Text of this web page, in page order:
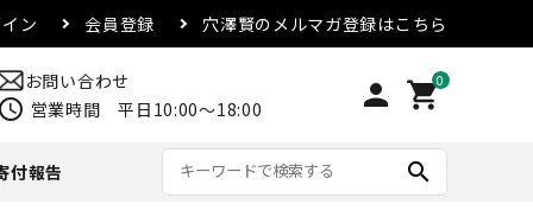
ン 会員登録 穴澤賢のメルマガ登録はこちら
お問い合わせ
営業時間 平日10:00～18:00 person 0
shopping_cart
付報告 search